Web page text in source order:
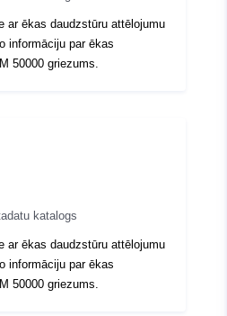
http://data.europa.eu/88u/dataset/
m7441-cc-i9360
ar ēkas daudzstūru attēlojumu
informāciju par ēkas
50000 griezums.
katalogs
ar ēkas daudzstūru attēlojumu
informāciju par ēkas
50000 griezums.